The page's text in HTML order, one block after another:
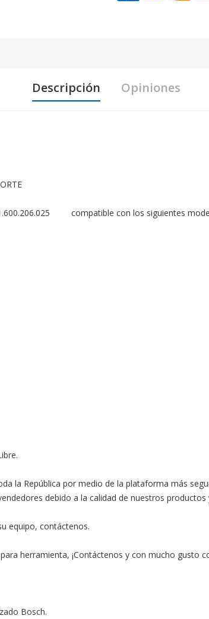
Descripción Opiniones
compatible con los siguientes
la República por medio de la plataforma más
debido a la calidad de nuestros
equipo, contáctenos.
herramienta, ¡Contáctenos y con mucho gusto
Bosch.